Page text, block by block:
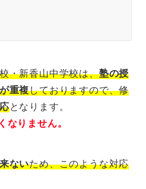
・新香山中学校は、塾の授
重複しておりますので、修
となります。
りません。
ないため、このような対応